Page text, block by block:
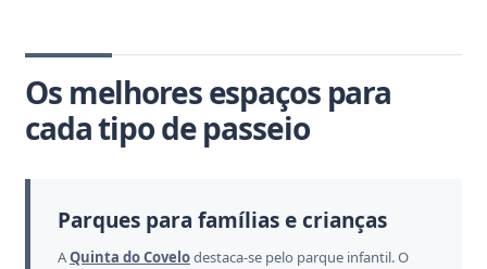
Os melhores espaços para
cada tipo de passeio
Parques para famílias e crianças
AQuinta do Covelodestaca-se pelo parque infantil. O